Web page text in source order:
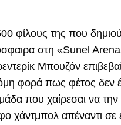
φίλους της που
στη «Sunel
Μπουζόν
φορά πως φέτος δεν
που χαίρεσαι να την
χάντμπολ απέναντι σε